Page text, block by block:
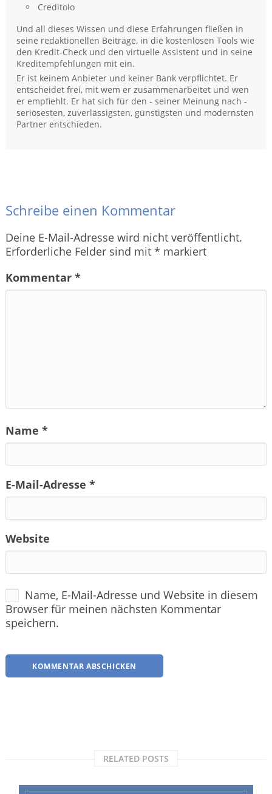
Creditolo
Und all dieses Wissen und diese Erfahrungen fließen in
seine redaktionellen Beiträge, in die kostenlosen Tools wie
den Kredit-Check und den virtuelle Assistent und in seine
Kreditempfehlungen mit ein.
Er ist keinem Anbieter und keiner Bank verpflichtet. Er
entscheidet frei, mit wem er zusammenarbeitet und wen
er empfiehlt. Er hat sich für den - seiner Meinung nach -
seriösesten, zuverlässigsten, günstigsten und modernsten
Partner entschieden.
Schreibe einen Kommentar
Deine E-Mail-Adresse wird nicht veröffentlicht.
Erforderliche Felder sind mit * markiert
Kommentar *
Name *
E-Mail-Adresse *
Website
Name, E-Mail-Adresse und Website in diesem
Browser für meinen nächsten Kommentar
speichern.
RELATED POSTS